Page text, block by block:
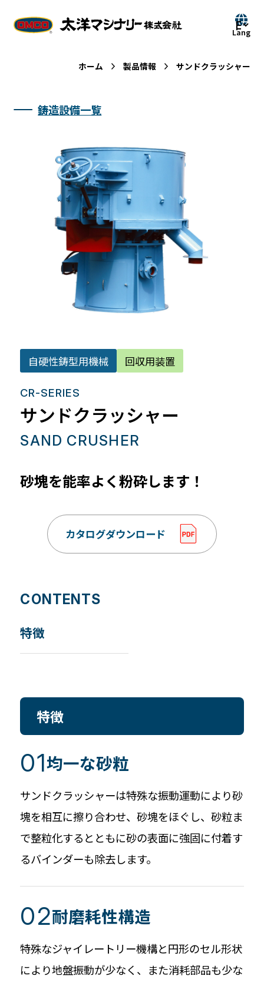
ホーム 製品情報 サンドクラッシャー
鋳造設備一覧
自硬性鋳型用機械 回収用装置
CR-SERIES
サンドクラッシャー
SAND CRUSHER
砂塊を能率よく粉砕します！
カタログダウンロード
CONTENTS
特徴
特徴
均一な砂粒
サンドクラッシャーは特殊な振動運動により砂
塊を相互に擦り合わせ、砂塊をほぐし、砂粒ま
で整粒化するとともに砂の表面に強固に付着す
るバインダーも除去します。
耐磨耗性構造
特殊なジャイレートリー機構と円形のセル形状
により地盤振動が少なく、また消耗部品も少な